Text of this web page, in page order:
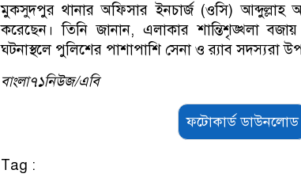
মুকসুদপুর থানার অফিসার ইনচার্জ (ওসি) আব্দুল্লাহ
করেছেন। তিনি জানান, এলাকার শান্তিশৃঙ্খলা বজায়
ঘটনাস্থলে পুলিশের পাশাপাশি সেনা ও র‌্যাব সদস্যরা
বাংলা৭১নিউজ/এবি
ফটোকার্ড ডাউনলোড
Tag :